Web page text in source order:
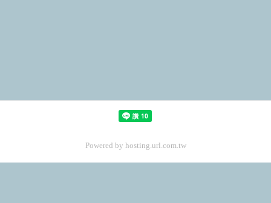
Powered by hosting.url.com.tw